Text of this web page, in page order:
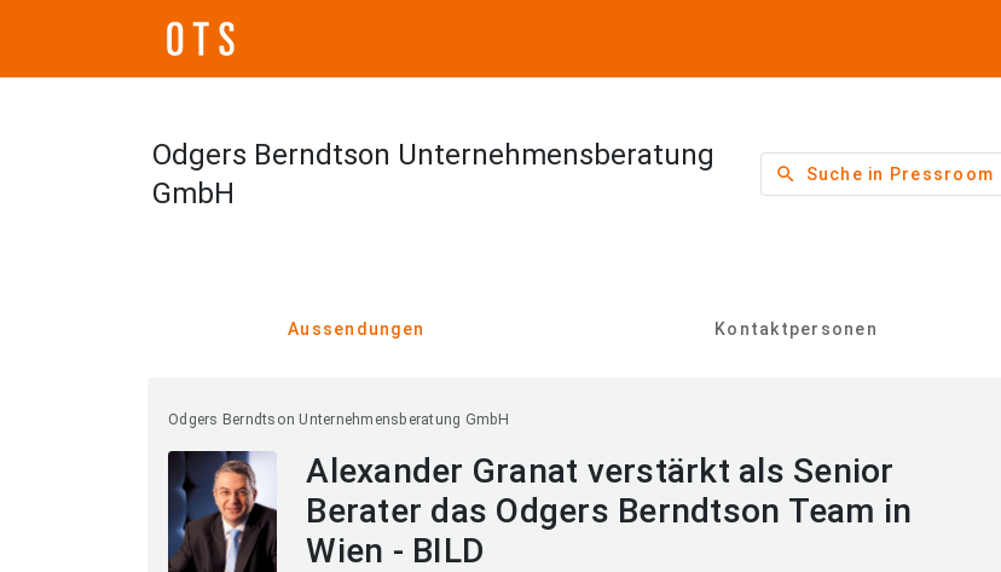
Odgers Berndtson Unternehmensberatung
GmbH
search Suche in Pressroom
Aussendungen Kontaktpersonen
Odgers Berndtson Unternehmensberatung GmbH
Alexander Granat verstärkt als Senior
Berater das Odgers Berndtson Team in
Wien - BILD